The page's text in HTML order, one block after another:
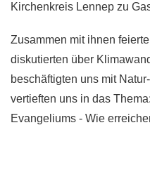
Kirchenkreis Lennep zu
Zusammen mit ihnen
diskutierten über
beschäftigten uns mit
vertieften uns in das
Evangeliums - Wie